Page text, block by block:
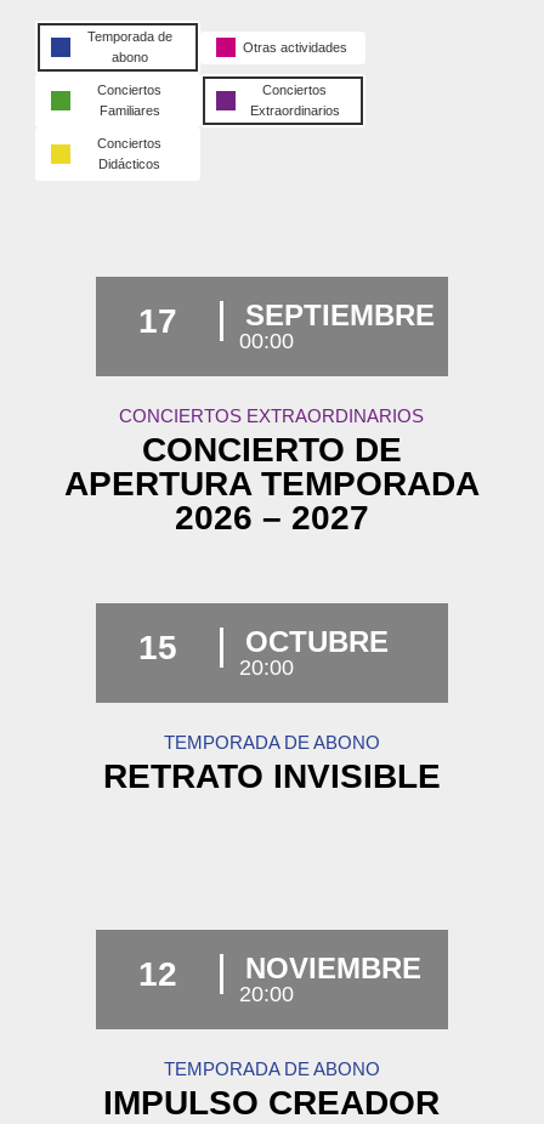
Temporada de
abono
Otras actividades
Conciertos
Familiares
Conciertos
Extraordinarios
Conciertos
Didácticos
17 SEPTIEMBRE
00:00
CONCIERTOS EXTRAORDINARIOS
CONCIERTO DE
APERTURA TEMPORADA
2026 – 2027
15 OCTUBRE
20:00
TEMPORADA DE ABONO
RETRATO INVISIBLE
12 NOVIEMBRE
20:00
TEMPORADA DE ABONO
IMPULSO CREADOR